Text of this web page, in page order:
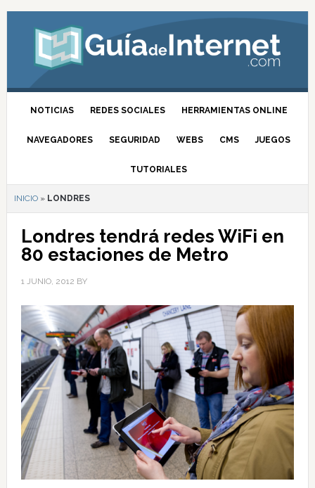
NOTICIAS REDES SOCIALES HERRAMIENTAS ONLINE
NAVEGADORES SEGURIDAD WEBS CMS JUEGOS
TUTORIALES
INICIO» LONDRES
Londres tendrá redes WiFi en
80 estaciones de Metro
1 JUNIO, 2012 BY